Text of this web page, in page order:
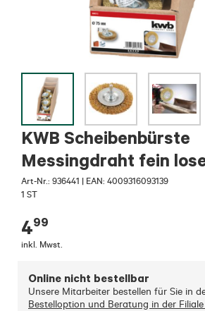
KWB Scheibenbürste
Messingdraht fein
Art-Nr.: 936441 | EAN: 4009316093139
1 ST
499
inkl. Mwst.
Online nicht bestellbar
Unsere Mitarbeiter bestellen für Sie in
Bestelloption und Beratung in der